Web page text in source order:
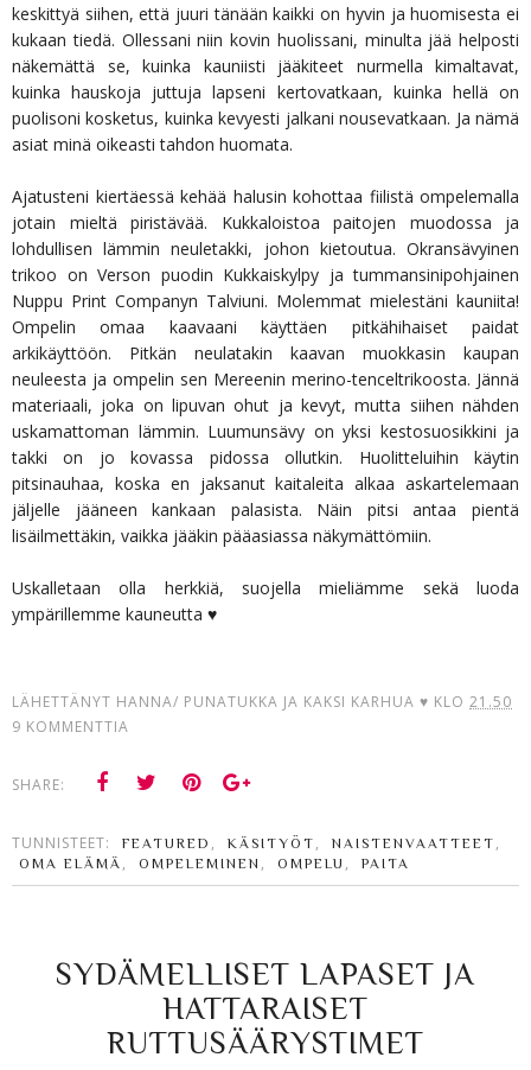
keskittyä siihen, että juuri tänään kaikki on hyvin ja huomisesta ei
kukaan tiedä. Ollessani niin kovin huolissani, minulta jää helposti
näkemättä se, kuinka kauniisti jääkiteet nurmella kimaltavat,
kuinka hauskoja juttuja lapseni kertovatkaan, kuinka hellä on
puolisoni kosketus, kuinka kevyesti jalkani nousevatkaan. Ja nämä
asiat minä oikeasti tahdon huomata.
Ajatusteni kiertäessä kehää halusin kohottaa fiilistä ompelemalla
jotain mieltä piristävää. Kukkaloistoa paitojen muodossa ja
lohdullisen lämmin neuletakki, johon kietoutua. Okransävyinen
trikoo on Verson puodin Kukkaiskylpy ja tummansinipohjainen
Nuppu Print Companyn Talviuni. Molemmat mielestäni kauniita!
Ompelin omaa kaavaani käyttäen pitkähihaiset paidat
arkikäyttöön. Pitkän neulatakin kaavan muokkasin kaupan
neuleesta ja ompelin sen Mereenin merino-tenceltrikoosta. Jännä
materiaali, joka on lipuvan ohut ja kevyt, mutta siihen nähden
uskamattoman lämmin. Luumunsävy on yksi kestosuosikkini ja
takki on jo kovassa pidossa ollutkin. Huolitteluihin käytin
pitsinauhaa, koska en jaksanut kaitaleita alkaa askartelemaan
jäljelle jääneen kankaan palasista. Näin pitsi antaa pientä
lisäilmettäkin, vaikka jääkin pääasiassa näkymättömiin.
Uskalletaan olla herkkiä, suojella mieliämme sekä luoda
ympärillemme kauneutta ♥
LÄHETTÄNYT HANNA/ PUNATUKKA JA KAKSI KARHUA ♥ KLO 21.50
9 KOMMENTTIA
SHARE:
TUNNISTEET: FEATURED , KÄSITYÖT , NAISTENVAATTEET ,
OMA ELÄMÄ , OMPELEMINEN , OMPELU , PAITA
SYDÄMELLISET LAPASET JA
HATTARAISET
RUTTUSÄÄRYSTIMET